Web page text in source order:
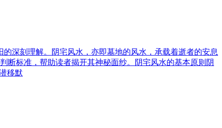
深刻理解。阴宅风水，亦即墓地的风水，承载着逝者的安息
断标准，帮助读者揭开其神秘面纱。阴宅风水的基本原则阴
移默